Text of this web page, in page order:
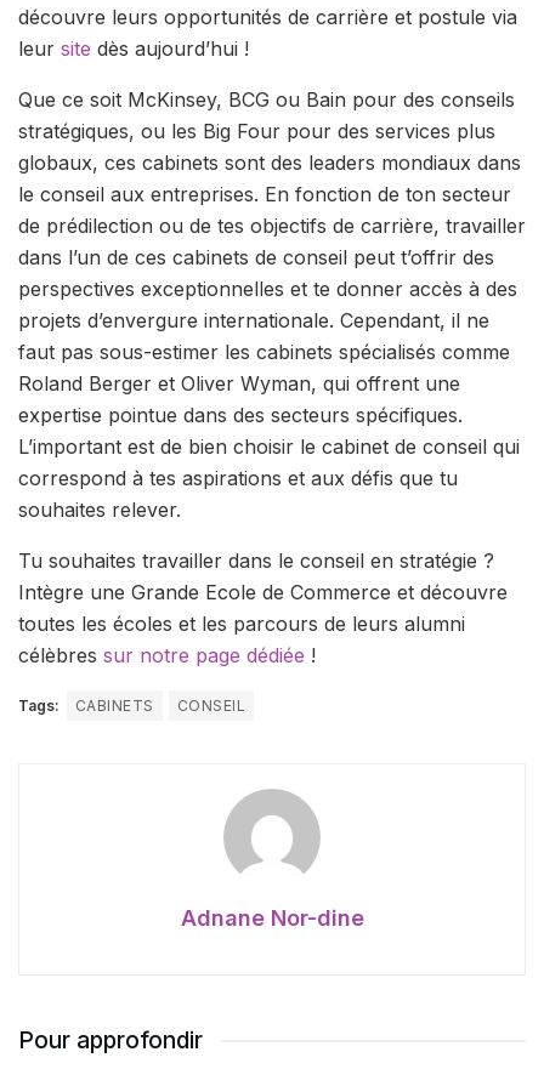
découvre leurs opportunités de carrière et postule via
leur site dès aujourd’hui !
Que ce soit McKinsey, BCG ou Bain pour des conseils
stratégiques, ou les Big Four pour des services plus
globaux, ces cabinets sont des leaders mondiaux dans
le conseil aux entreprises. En fonction de ton secteur
de prédilection ou de tes objectifs de carrière, travailler
dans l’un de ces cabinets de conseil peut t’offrir des
perspectives exceptionnelles et te donner accès à des
projets d’envergure internationale. Cependant, il ne
faut pas sous-estimer les cabinets spécialisés comme
Roland Berger et Oliver Wyman, qui offrent une
expertise pointue dans des secteurs spécifiques.
L’important est de bien choisir le cabinet de conseil qui
correspond à tes aspirations et aux défis que tu
souhaites relever.
Tu souhaites travailler dans le conseil en stratégie ?
Intègre une Grande Ecole de Commerce et découvre
toutes les écoles et les parcours de leurs alumni
célèbres sur notre page dédiée !
Tags: CABINETS CONSEIL
Adnane Nor-dine
Pour approfondir